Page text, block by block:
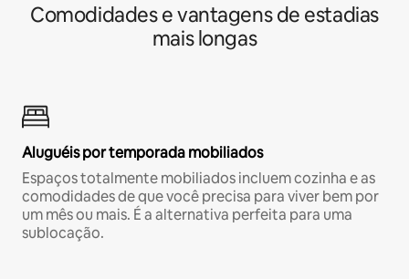
Comodidades e vantagens de estadias
mais longas
Aluguéis por temporada mobiliados
Espaços totalmente mobiliados incluem cozinha e as
comodidades de que você precisa para viver bem por
um mês ou mais. É a alternativa perfeita para uma
sublocação.